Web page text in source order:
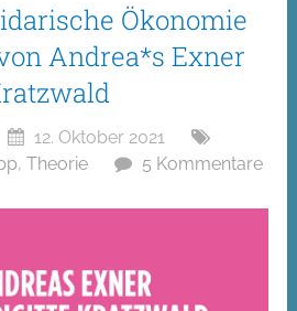
Ökonomie
Andrea*s Exner
12. Oktober 2021
,Theorie 5 Kommentare